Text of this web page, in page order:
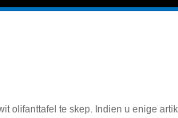
olifanttafel te skep. Indien u enige